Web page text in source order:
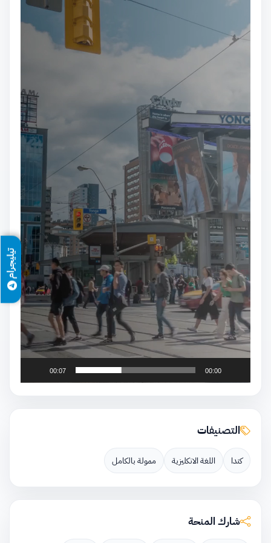
00:00
00:07
التصنيفات
كندا اللغة الانكليزية ممولة بالكامل
شارك المنحة
تيليجرام